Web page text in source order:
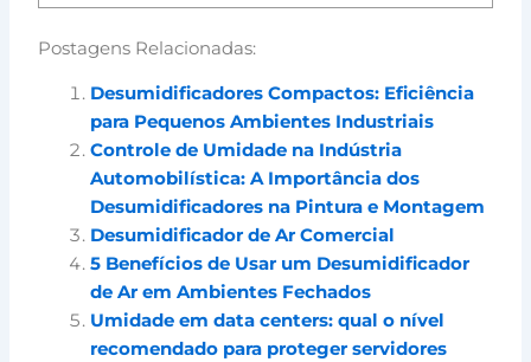
Postagens Relacionadas:
Desumidificadores Compactos: Eficiência
para Pequenos Ambientes Industriais
Controle de Umidade na Indústria
Automobilística: A Importância dos
Desumidificadores na Pintura e Montagem
Desumidificador de Ar Comercial
5 Benefícios de Usar um Desumidificador
de Ar em Ambientes Fechados
Umidade em data centers: qual o nível
recomendado para proteger servidores